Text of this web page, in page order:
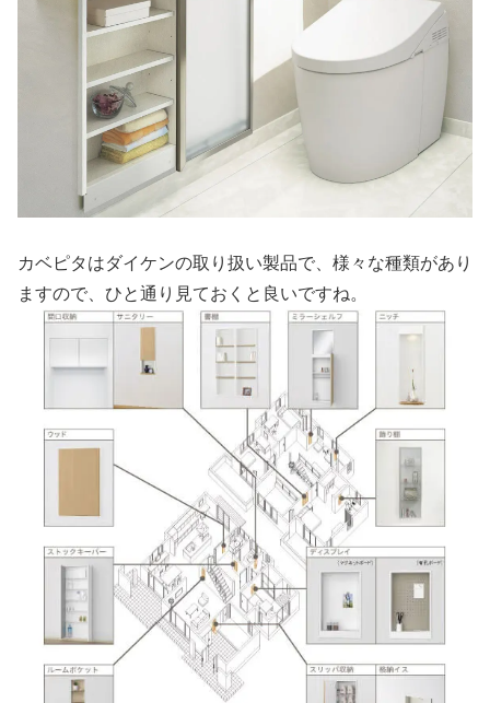
カベピタはダイケンの取り扱い製品で、様々な種類があり
ますので、ひと通り見ておくと良いですね。